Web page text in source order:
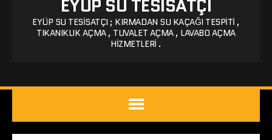
EYÜP SU TESISATÇI
EYÜP SU TESISATÇI ; KIRMADAN SU KAÇAĞI TESPITI ,
TIKANIKLIK AÇMA , TUVALET AÇMA , LAVABO AÇMA
HIZMETLERI .